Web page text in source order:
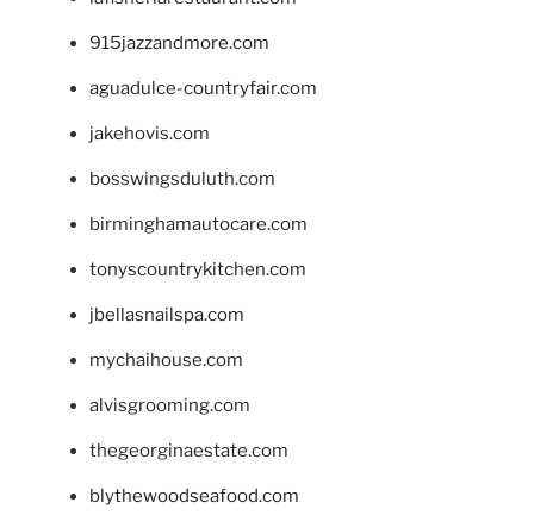
915jazzandmore.com
aguadulce-countryfair.com
jakehovis.com
bosswingsduluth.com
birminghamautocare.com
tonyscountrykitchen.com
jbellasnailspa.com
mychaihouse.com
alvisgrooming.com
thegeorginaestate.com
blythewoodseafood.com